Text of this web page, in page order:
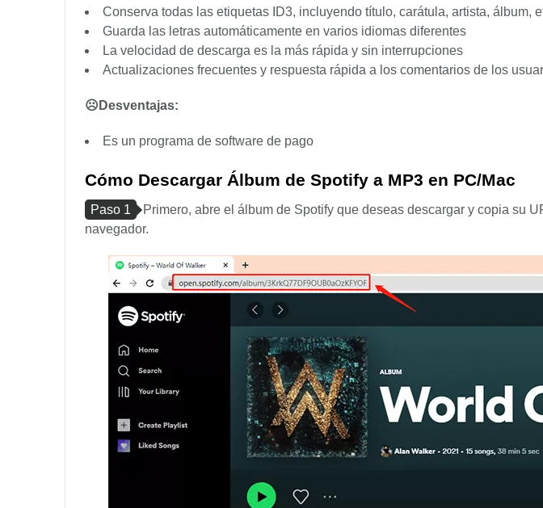
Conserva todas las etiquetas ID3, incluyendo título, carátula, artista, álbum,
Guarda las letras automáticamente en varios idiomas diferentes
La velocidad de descarga es la más rápida y sin interrupciones
Actualizaciones frecuentes y respuesta rápida a los comentarios de los
☹Desventajas:
Es un programa de software de pago
Cómo Descargar Álbum de Spotify a MP3 en PC/Mac
Paso 1
Primero, abre el álbum de Spotify que deseas descargar y copia su
navegador.